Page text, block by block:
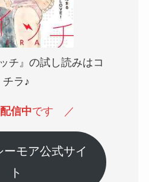
チ』 の試し読みはコ
チラ♪
信中です ／
ーモア公式サイ
ト